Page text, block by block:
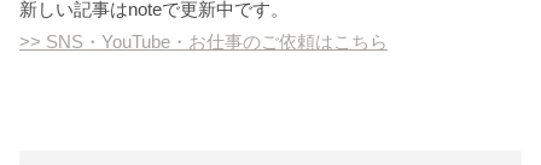
新しい記事はnoteで更新中です。
>> SNS・YouTube・お仕事のご依頼はこちら